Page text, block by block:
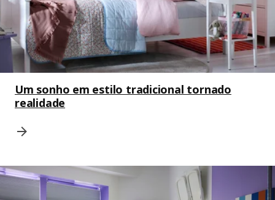
Um sonho em estilo tradicional tornado
realidade